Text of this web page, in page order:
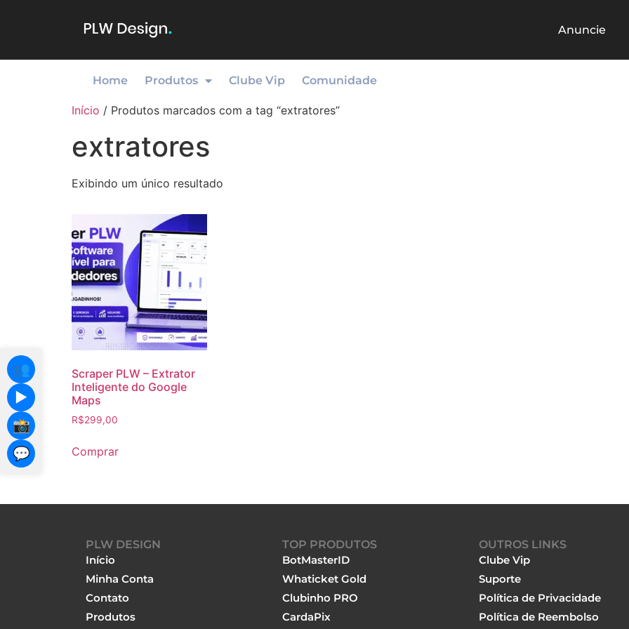
Anuncie
Home Produtos Clube Vip Comunidade
Início / Produtos marcados com a tag “extratores”
extratores
Exibindo um único resultado
Scraper PLW – Extrator
Inteligente do Google
Maps
R$299,00
Comprar
PLW DESIGN
Início
Minha Conta
Contato
Produtos
TOP PRODUTOS
BotMasterID
Whaticket Gold
Clubinho PRO
CardaPix
👥
▶️
📸
💬
OUTROS LINKS
Clube Vip
Suporte
Política de Privacidade
Política de Reembolso